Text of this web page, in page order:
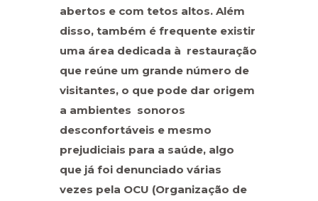
abertos e com tetos altos. Além
disso, também é frequente existir
uma área dedicada à restauração
que reúne um grande número de
visitantes, o que pode dar origem
a ambientes sonoros
desconfortáveis e mesmo
prejudiciais para a saúde, algo
que já foi denunciado várias
vezes pela OCU (Organização de